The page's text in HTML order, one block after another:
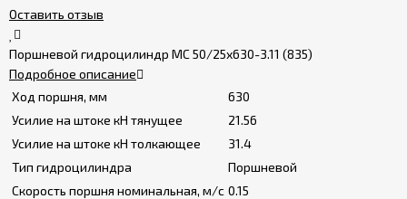
Оставить отзыв
Поршневой гидроцилиндр МС 50/25х630-3.11 (835)
Подробное описание
Ход поршня, мм
630
Усилие на штоке кН тянущее
21.56
Усилие на штоке кН толкающее
31.4
Тип гидроцилиндра
Поршневой
Скорость поршня номинальная, м/с 0.15